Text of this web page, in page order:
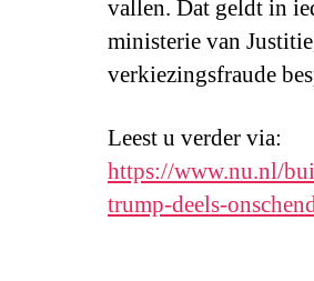
vallen. Dat geldt in
ministerie van
verkiezingsfraude
Leest u verder via:
https://www.nu.nl/
trump-deels-